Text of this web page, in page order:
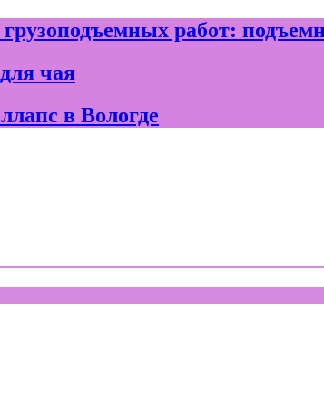
работ:
чая
в Вологде